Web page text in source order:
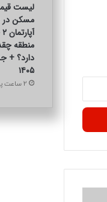
لیست
مسکن در
منطقه
دارد؟ +
۱۴۰۵
2 ساعت پیش